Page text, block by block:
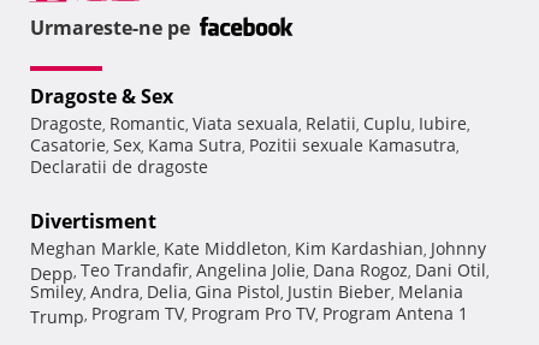
Urmareste-ne pe
Dragoste & Sex
Dragoste, Romantic, Viata sexuala, Relatii, Cuplu, Iubire,
Casatorie, Sex, Kama Sutra, Pozitii sexuale Kamasutra,
Declaratii de dragoste
Divertisment
Meghan Markle, Kate Middleton, Kim Kardashian, Johnny
Depp, Teo Trandafir, Angelina Jolie, Dana Rogoz, Dani Otil,
Smiley, Andra, Delia, Gina Pistol, Justin Bieber, Melania
Trump, Program TV, Program Pro TV, Program Antena 1